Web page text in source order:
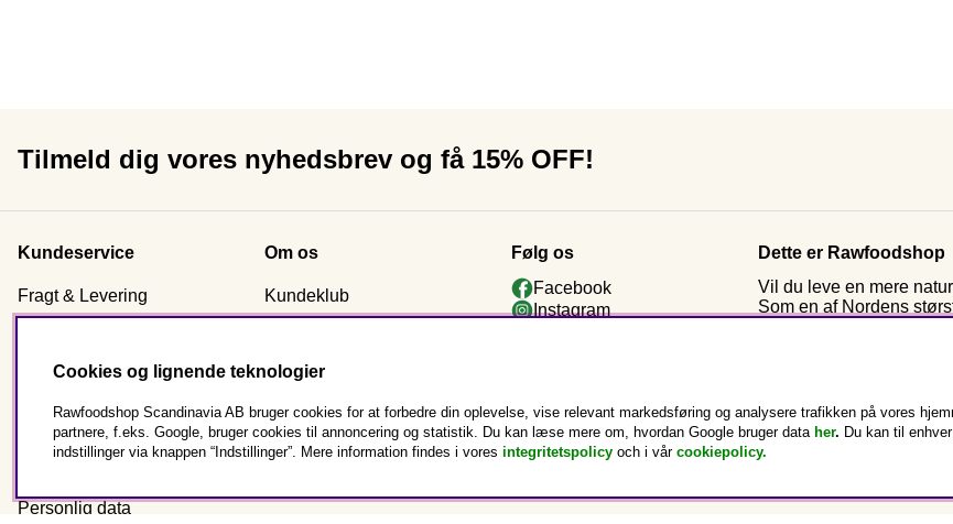
Tilmeld dig vores nyhedsbrev og få 15% OFF!
Kundeservice
Fragt & Levering
Bestil som virksomhed
Almindelige spørgsmål
Personlig data
Om os
Kundeklub
Om Rawfoodshop
Vores butikker
Følg os
Facebook
Instagram
Dette er Rawfoodshop
Vil du leve en mere
Som en af Nordens
Cookies og lignende teknologier
Rawfoodshop Scandinavia AB bruger cookies for at forbedre din oplevelse, vise relevant markedsføring og analysere trafikken på vores
partnere, f.eks. Google, bruger cookies til annoncering og statistik. Du kan læse mere om, hvordan Google bruger data her. Du kan til
indstillinger via knappen “Indstillinger”. Mere information findes i vores integritetspolicy och i vår cookiepolicy.